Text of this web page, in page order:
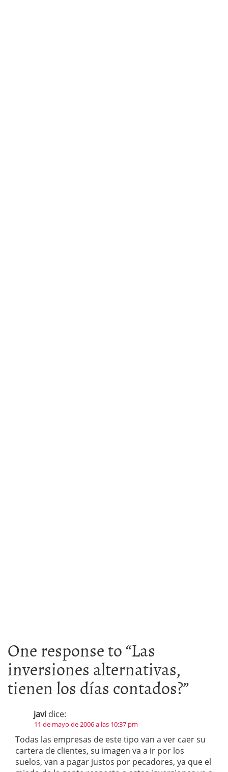
One response to “Las
inversiones alternativas,
tienen los días contados?”
javi dice:
11 de mayo de 2006 a las 10:37 pm
Todas las empresas de este tipo van a ver caer su
cartera de clientes, su imagen va a ir por los
suelos, van a pagar justos por pecadores, ya que el